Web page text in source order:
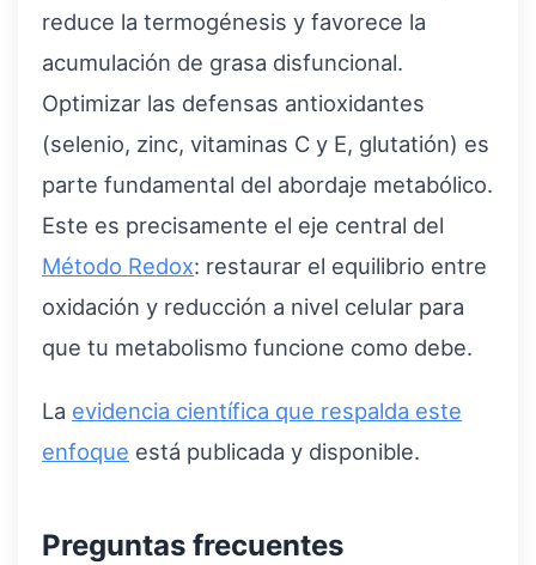
reduce la termogénesis y favorece la
acumulación de grasa disfuncional.
Optimizar las defensas antioxidantes
(selenio, zinc, vitaminas C y E, glutatión) es
parte fundamental del abordaje metabólico.
Este es precisamente el eje central del
Método Redox: restaurar el equilibrio entre
oxidación y reducción a nivel celular para
que tu metabolismo funcione como debe.
La evidencia científica que respalda este
enfoque está publicada y disponible.
Preguntas frecuentes